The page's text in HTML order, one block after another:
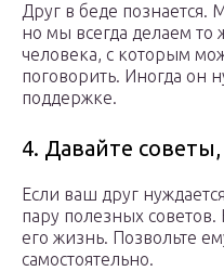
Друг в беде познается.
но мы всегда делаем то
человека, с которым
поговорить. Иногда он
поддержке.
4. Давайте
Если ваш друг
пару полезных
его жизнь. Позвольте
самостоятельно.